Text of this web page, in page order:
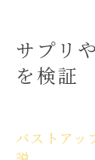
サプリ
を検証
バストアッ